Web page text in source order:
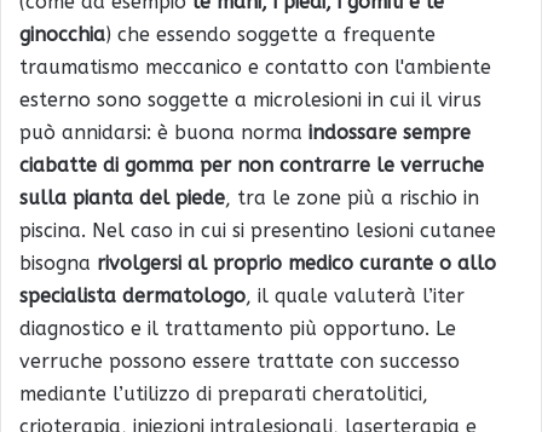
ginocchia) che essendo soggette a frequente
traumatismo meccanico e contatto con l'ambiente
esterno sono soggette a microlesioni in cui il virus
può annidarsi: è buona norma indossare sempre
ciabatte di gomma per non contrarre le verruche
sulla pianta del piede, tra le zone più a rischio in
piscina. Nel caso in cui si presentino lesioni cutanee
bisogna rivolgersi al proprio medico curante o allo
specialista dermatologo, il quale valuterà l’iter
diagnostico e il trattamento più opportuno. Le
verruche possono essere trattate con successo
mediante l’utilizzo di preparati cheratolitici,
crioterapia, iniezioni intralesionali, laserterapia e